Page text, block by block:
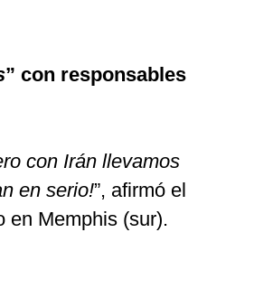
” con responsables
con Irán llevamos
en serio!”, afirmó el
en Memphis (sur).